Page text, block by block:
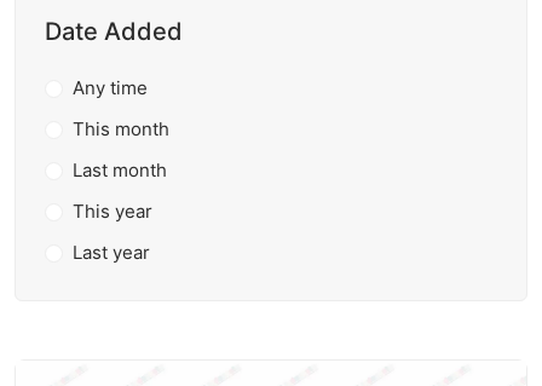
Date Added
Any time
This month
Last month
This year
Last year